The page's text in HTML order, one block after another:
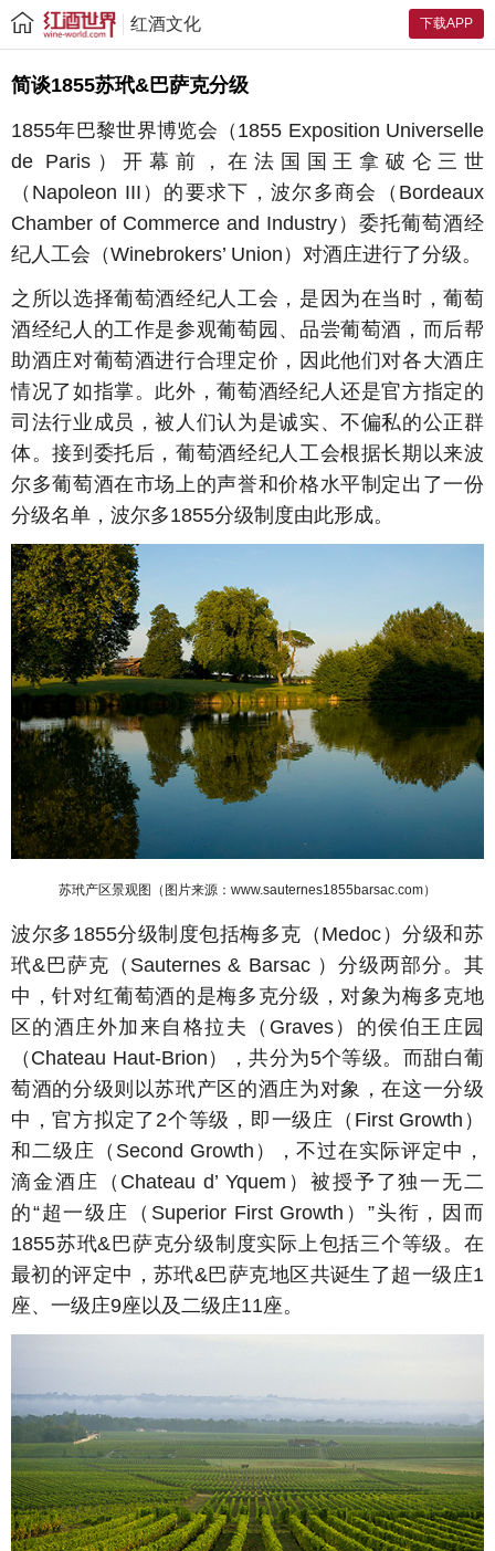
下载APP
红酒文化
简谈1855苏玳&巴萨克分级
1855年巴黎世界博览会（1855 Exposition Universelle
de Paris）开幕前，在法国国王拿破仑三世
（Napoleon III）的要求下，波尔多商会（Bordeaux
Chamber of Commerce and Industry）委托葡萄酒经
纪人工会（Winebrokers’ Union）对酒庄进行了分级。
之所以选择葡萄酒经纪人工会，是因为在当时，葡萄
酒经纪人的工作是参观葡萄园、品尝葡萄酒，而后帮
助酒庄对葡萄酒进行合理定价，因此他们对各大酒庄
情况了如指掌。此外，葡萄酒经纪人还是官方指定的
司法行业成员，被人们认为是诚实、不偏私的公正群
体。接到委托后，葡萄酒经纪人工会根据长期以来波
尔多葡萄酒在市场上的声誉和价格水平制定出了一份
分级名单，波尔多1855分级制度由此形成。
苏玳产区景观图（图片来源：www.sauternes1855barsac.com）
波尔多1855分级制度包括梅多克 （Medoc）分级和苏
玳&巴萨克（Sauternes & Barsac ）分级两部分。其
中，针对红葡萄酒的是梅多克分级，对象为梅多克地
区的酒庄外加来自格拉夫（Graves）的侯伯王庄园
（Chateau Haut-Brion），共分为5个等级。而甜白葡
萄酒的分级则以苏玳产区的酒庄为对象，在这一分级
中，官方拟定了2个等级，即一级庄（First Growth）
和二级庄（Second Growth），不过在实际评定中，
滴金酒庄（Chateau d’ Yquem）被授予了独一无二
的“超一级庄（Superior First Growth）”头衔，因而
1855苏玳&巴萨克分级制度实际上包括三个等级。在
最初的评定中，苏玳&巴萨克地区共诞生了超一级庄1
座、一级庄9座以及二级庄11座。